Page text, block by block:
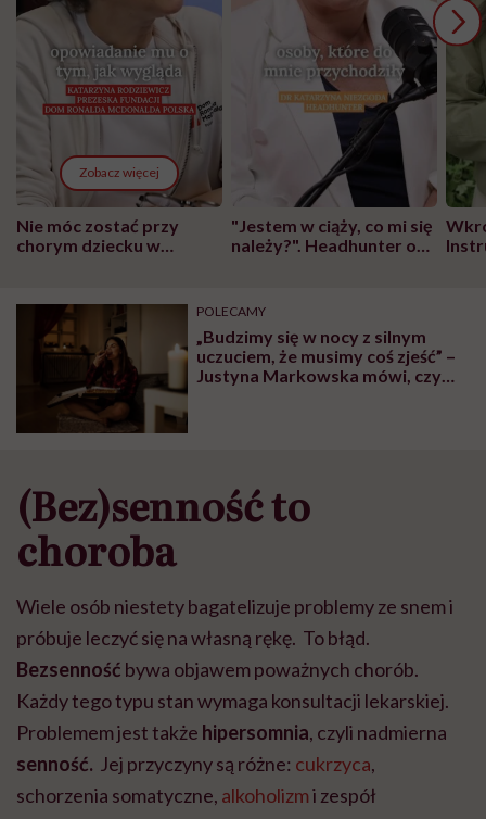
Zobacz więcej
Nie móc zostać przy
chorym dziecku w
może chyba tylko
głupota i brak
wyobraźni"
"Jestem w ciąży, co mi się
należy?". Headhunter o
pracy
POLECAMY
„Budzimy się w nocy z silnym
uczuciem, że musimy coś zjeść” –
Justyna Markowska mówi, czym
(Bez)senność to
choroba
Wiele osób niestety bagatelizuje problemy ze snem i
próbuje leczyć się na własną rękę. To błąd.
Bezsenność bywa objawem poważnych chorób.
Każdy tego typu stan wymaga konsultacji lekarskiej.
Problemem jest także hipersomnia, czyli nadmierna
senność. Jej przyczyny są różne: cukrzyca,
schorzenia somatyczne, alkoholizmi zespół